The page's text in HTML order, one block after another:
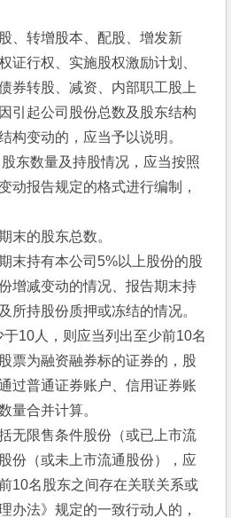
转增股本、配股、增发新
证行权、实施股权激励计划、
券转股、减资、内部职工股上
引起公司股份总数及股东结构
构变动的，应当予以说明。
数量及持股情况，应当按照
动报告规定的格式进行编制，
的股东总数。
持有本公司5%以上股份的股
增减变动的情况、报告期末持
所持股份质押或冻结的情况。
10人，则应当列出至少前10名
票为融资融券标的证券的，股
过普通证券账户、信用证券账
量合并计算。
限售条件股份（或已上市流
份（或未上市流通股份），应
10名股东之间存在关联关系或
办法》规定的一致行动人的，